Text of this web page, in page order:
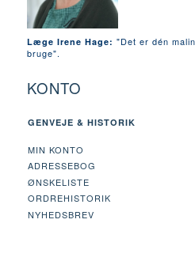
Læge Irene Hage: "Det er dén
bruge".
KONTO
GENVEJE & HISTORIK
MIN KONTO
ADRESSEBOG
ØNSKELISTE
ORDREHISTORIK
NYHEDSBREV